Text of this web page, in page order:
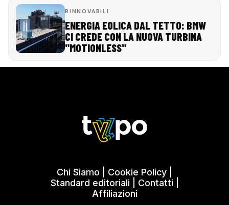
RINNOVABILI
ENERGIA EOLICA DAL TETTO: BMW
CI CREDE CON LA NUOVA TURBINA
"MOTIONLESS"
Chi Siamo Cookie Policy
Standard editoriali
Contatti
Affiliazioni